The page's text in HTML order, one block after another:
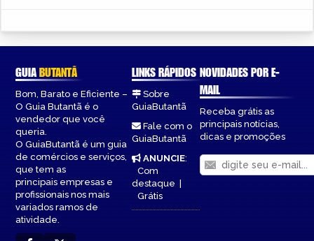
GUIABUTANTÃ
Bom, Barato e Eficiente –
O Guia Butantã é o
vendedor que você
queria.
O GuiaButantã é um guia
de comércios e serviços,
que tem as
principais empresas e
profissionais nos mais
variados ramos de
atividade.
LINKS RÁPIDOS
Sobre
GuiaButantã
Fale com o
GuiaButantã
ANUNCIE:
Com
destaque|
Grátis
NOVIDADES POR E-
MAIL
Receba grátis as
principais notícias,
dicas e promoções